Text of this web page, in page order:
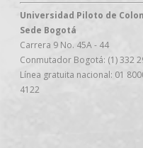
Universidad Piloto de
Sede Bogotá
Carrera 9 No. 45A - 44
Conmutador Bogotá: (1) 332
Línea gratuita nacional: 01
4122